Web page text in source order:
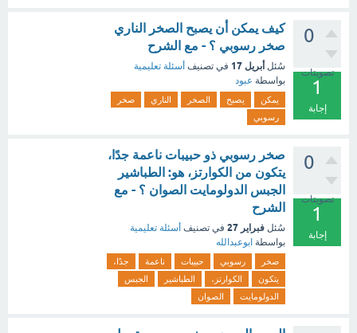
0
تصويتات
1
إجابة
كيف يمكن أن يصبح الصخر الناري
صخر رسوبي ؟ - مع الشرح
سُئل أبريل 17 في تصنيف أسئلة تعليمية
بواسطة عبود
يمكن يصبح الصخر الناري
صخر
رسوبي
0
تصويتات
1
إجابة
صخر رسوبي ذو حبيبات ناعمة جدًا،
يتكون من الكوارتز، هو: الطباشير
الجبس الدولومايت الصوان ؟ - مع
الشرح
سُئل فبراير 27 في تصنيف أسئلة تعليمية
بواسطة ابوعبدالله
صخر رسوبي حبيبات ناعمة
جدًا،
يتكون
الكوارتز، الطباشير
الجبس
الدولومايت
الصوان